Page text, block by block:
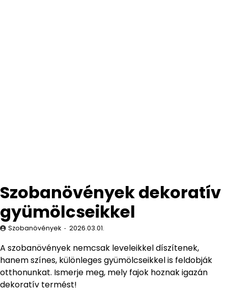
Szobanövények dekoratív
gyümölcseikkel
Szobanövények 2026.03.01.
A szobanövények nemcsak leveleikkel díszítenek,
hanem színes, különleges gyümölcseikkel is feldobják
otthonunkat. Ismerje meg, mely fajok hoznak igazán
dekoratív termést!